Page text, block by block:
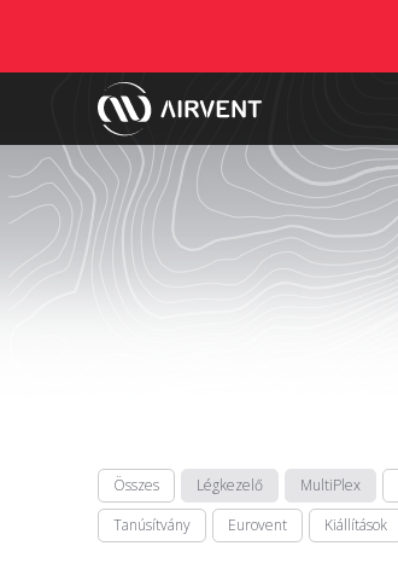
Összes Légkezelő MultiPlex
Tanúsítvány
Eurovent Kiállítások